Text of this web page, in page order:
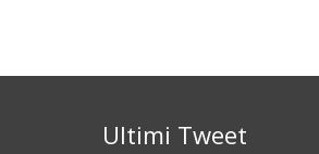
Ultimi Tweet